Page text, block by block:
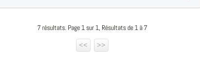
7 résultats. Page 1 sur 1, Résultats de 1 à 7
<<
>>